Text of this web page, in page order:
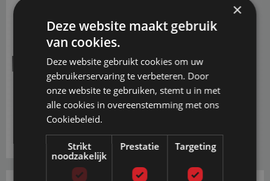
De basis van dewaterbedbodem Boxbestaat uit :
Handgemaakte, solide, gestoffeerde box
Ingebouwd gewichtsverdelingssysteem om het gewicht
evenredig te verdelen
Standaard instaphoogte 52cm
Voorgemonteerd af fabriek geleverd
×
Deze website maakt gebruik
van cookies.
Deze website gebruikt cookies om uw
gebruikerservaring te verbeteren. Door
onze website te gebruiken, stemt u in met
alle cookies in overeenstemming met ons
Cookiebeleid.
Strikt
noodzakelijk
Prestatie Targeting